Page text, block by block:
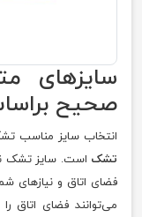
سایزهای
صحیح
انتخاب سایز مناسب
تشک است. سایز تشک
فضای اتاق و نیازهای
می‌توانند فضای اتاق